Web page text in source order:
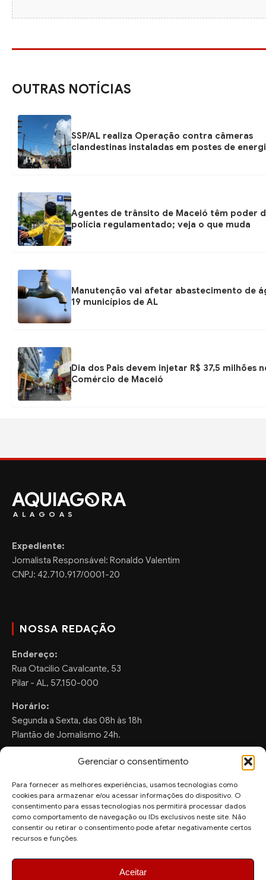
Gerenciar o consentimento
Para fornecer as melhores experiências, usamos tecnologias como
cookies para armazenar e/ou acessar informações do dispositivo. O
consentimento para essas tecnologias nos permitirá processar dados
como comportamento de navegação ou IDs exclusivos neste site. Não
consentir ou retirar o consentimento pode afetar negativamente certos
recursos e funções.
Aceitar
OUTRAS NOTÍCIAS
SSP/AL realiza Operação contra câmeras
clandestinas instaladas em postes de
Agentes de trânsito de Maceió têm poder
polícia regulamentado; veja o que muda
Manutenção vai afetar abastecimento de
19 municípios de AL
Dia dos Pais devem injetar R$ 37,5 milhões
Comércio de Maceió
AQUIAG RA
ALAGOAS
Expediente:
Jornalista Responsável: Ronaldo Valentim
CNPJ: 42.710.917/0001-20
NOSSA REDAÇÃO
Endereço:
Rua Otacilio Cavalcante, 53
Pilar - AL, 57.150-000
Horário:
Segunda a Sexta, das 08h às 18h
Plantão de Jornalismo 24h.
FALE CONOSCO
Sugestões de Pauta:
ronaldo.valentim150@gmail.com